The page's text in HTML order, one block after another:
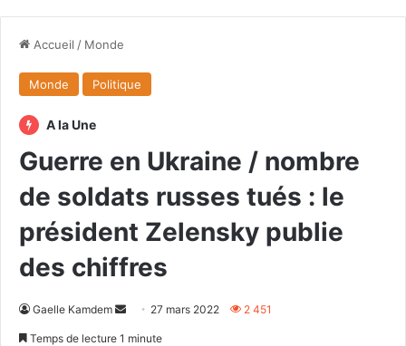
Accueil / Monde
Monde Politique
A la Une
Guerre en Ukraine / nombre
de soldats russes tués : le
président Zelensky publie
des chiffres
Gaelle Kamdem
Envoyer27 mars 2022 2 451
Temps de lecture 1 minute